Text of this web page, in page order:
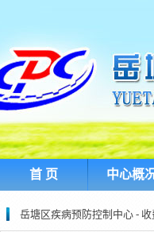
首 页 中心概
岳塘区疾病预防控制中心 - 收